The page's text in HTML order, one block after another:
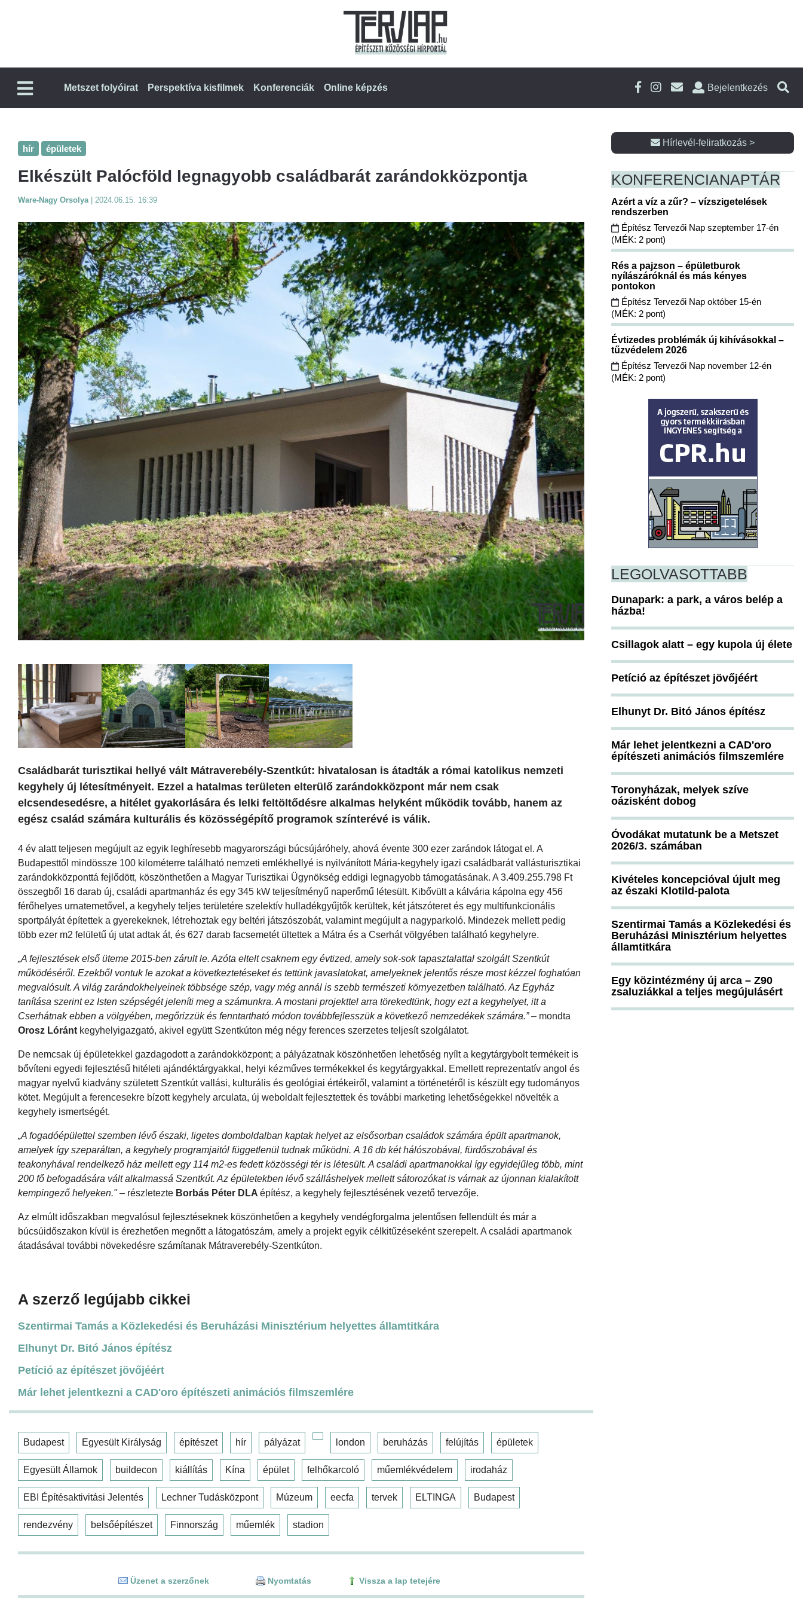
Metszet folyóirat Perspektíva kisfilmek Konferenciák Online képzés Bejelentkezés
hír épületek
Elkészült Palócföld legnagyobb családbarát zarándokközpontja
Ware-Nagy Orsolya 2024.06.15. 16:39
Családbarát turisztikai hellyé vált Mátraverebély-Szentkút: hivatalosan is átadták a római katolikus nemzeti
kegyhely új létesítményeit. Ezzel a hatalmas területen elterülő zarándokközpont már nem csak
elcsendesedésre, a hitélet gyakorlására és lelki feltöltődésre alkalmas helyként működik tovább, hanem az
egész család számára kulturális és közösségépítő programok színterévé is válik.
4 év alatt teljesen megújult az egyik leghíresebb magyarországi búcsújáróhely, ahová évente 300 ezer zarándok látogat el. A
Budapesttől mindössze 100 kilométerre található nemzeti emlékhellyé is nyilvánított Mária-kegyhely igazi családbarát vallásturisztikai
zarándokközponttá fejlődött, köszönthetően a Magyar Turisztikai Ügynökség eddigi legnagyobb támogatásának. A 3.409.255.798 Ft
összegből 16 darab új, családi apartmanház és egy 345 kW teljesítményű naperőmű létesült. Kibővült a kálvária kápolna egy 456
férőhelyes urnatemetővel, a kegyhely teljes területére szelektív hulladékgyűjtők kerültek, két játszóteret és egy multifunkcionális
sportpályát építettek a gyerekeknek, létrehoztak egy beltéri játszószobát, valamint megújult a nagyparkoló. Mindezek mellett pedig
több ezer m2 felületű új utat adtak át, és 627 darab facsemetét ültettek a Mátra és a Cserhát völgyében található kegyhelyre.
„A fejlesztések első üteme 2015-ben zárult le. Azóta eltelt csaknem egy évtized, amely sok-sok tapasztalattal szolgált Szentkút
működéséről. Ezekből vontuk le azokat a következtetéseket és tettünk javaslatokat, amelyeknek jelentős része most kézzel foghatóan
megvalósult. A világ zarándokhelyeinek többsége szép, vagy még annál is szebb természeti környezetben található. Az Egyház
tanítása szerint ez Isten szépségét jeleníti meg a számunkra. A mostani projekttel arra törekedtünk, hogy ezt a kegyhelyet, itt a
Cserhátnak ebben a völgyében, megőrizzük és fenntartható módon továbbfejlesszük a következő nemzedékek számára.”– mondta
Orosz Lóránt kegyhelyigazgató, akivel együtt Szentkúton még négy ferences szerzetes teljesít szolgálatot.
De nemcsak új épületekkel gazdagodott a zarándokközpont; a pályázatnak köszönhetően lehetőség nyílt a kegytárgybolt termékeit is
bővíteni egyedi fejlesztésű hitéleti ajándéktárgyakkal, helyi kézműves termékekkel és kegytárgyakkal. Emellett reprezentatív angol és
magyar nyelvű kiadvány született Szentkút vallási, kulturális és geológiai értékeiről, valamint a történetéről is készült egy tudományos
kötet. Megújult a ferencesekre bízott kegyhely arculata, új weboldalt fejlesztettek és további marketing lehetőségekkel növelték a
kegyhely ismertségét.
„A fogadóépülettel szemben lévő északi, ligetes domboldalban kaptak helyet az elsősorban családok számára épült apartmanok,
amelyek így szeparáltan, a kegyhely programjaitól függetlenül tudnak működni. A 16 db két hálószobával, fürdőszobával és
teakonyhával rendelkező ház mellett egy 114 m2-es fedett közösségi tér is létesült. A családi apartmanokkal így egyidejűleg több, mint
200 fő befogadására vált alkalmassá Szentkút. Az épületekben lévő szálláshelyek mellett sátorozókat is várnak az újonnan kialakított
kempingező helyeken."– részletezte Borbás Péter DLA építész, a kegyhely fejlesztésének vezető tervezője.
Az elmúlt időszakban megvalósul fejlesztéseknek köszönhetően a kegyhely vendégforgalma jelentősen fellendült és már a
búcsúidőszakon kívül is érezhetően megnőtt a látogatószám, amely a projekt egyik célkitűzéseként szerepelt. A családi apartmanok
átadásával további növekedésre számítanak Mátraverebély-Szentkúton.
A szerző legújabb cikkei
Szentirmai Tamás a Közlekedési és Beruházási Minisztérium helyettes államtitkára
Elhunyt Dr. Bitó János építész
Petíció az építészet jövőjéért
Már lehet jelentkezni a CAD'oro építészeti animációs filmszemlére
Budapest Egyesült Királyság építészet hír pályázat london beruházás felújítás épületek
Egyesült Államok buildecon kiállítás Kína épület felhőkarcoló műemlékvédelem irodaház
EBI Építésaktivitási Jelentés Lechner Tudásközpont Múzeum eecfa tervek ELTINGA Budapest
rendezvény belsőépítészet Finnország műemlék stadion
Üzenet a szerzőnek Nyomtatás Vissza a lap tetejére
Hírlevél-feliratkozás >
KONFERENCIANAPTÁR
Azért a víz a zűr? – vízszigetelések
rendszerben
Építész Tervezői Nap szeptember 17-én
(MÉK: 2 pont)
Rés a pajzson – épületburok
nyílászáróknál és más kényes
pontokon
Építész Tervezői Nap október 15-én
(MÉK: 2 pont)
Évtizedes problémák új kihívásokkal –
tűzvédelem 2026
Építész Tervezői Nap november 12-én
(MÉK: 2 pont)
LEGOLVASOTTABB
Dunapark: a park, a város belép a
házba!
Csillagok alatt – egy kupola új élete
Petíció az építészet jövőjéért
Elhunyt Dr. Bitó János építész
Már lehet jelentkezni a CAD'oro
építészeti animációs filmszemlére
Toronyházak, melyek szíve
oázisként dobog
Óvodákat mutatunk be a Metszet
2026/3. számában
Kivételes koncepcióval újult meg
az északi Klotild-palota
Szentirmai Tamás a Közlekedési és
Beruházási Minisztérium helyettes
államtitkára
Egy közintézmény új arca – Z90
zsaluziákkal a teljes megújulásért